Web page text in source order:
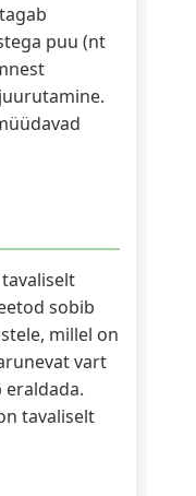
puu (nt
sobib
millel on
vart
eraldada.
tavaliselt